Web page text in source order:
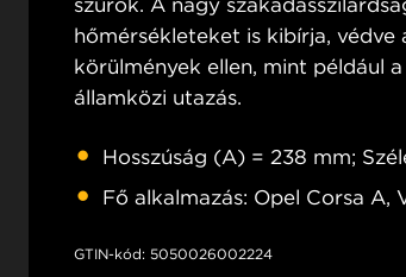
hőmérsékleteket is kibírja,
körülmények ellen, mint például
államközi utazás.
Hosszúság (A) = 238 mm;
Fő alkalmazás: Opel Corsa A,
GTIN-kód: 5050026002224